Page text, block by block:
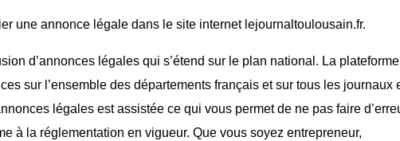
une annonce légale dans le site internet lejournaltoulousain.fr.
d’annonces légales qui s’étend sur le plan national. La plateforme
sur l’ensemble des départements français et sur tous les journaux
légales est assistée ce qui vous permet de ne pas faire
à la réglementation en vigueur. Que vous soyez entrepreneur,